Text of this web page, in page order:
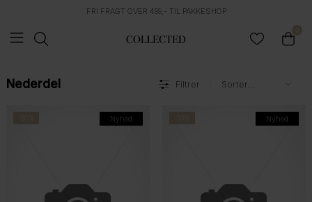
FRI FRAGT OVER 499,- TIL PAKKESHOP
Nederdel Filtrer
Nyhed Nyhed